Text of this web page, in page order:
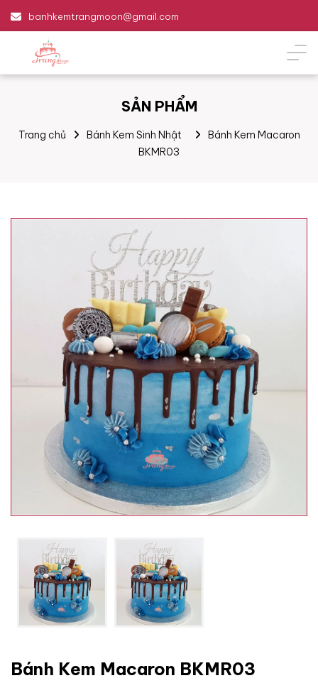
banhkemtrangmoon@gmail.com
SẢN PHẨM
Trang chủ Bánh Kem Sinh Nhật
Bánh Kem Macaron
BKMR03
Bánh Kem Macaron BKMR03